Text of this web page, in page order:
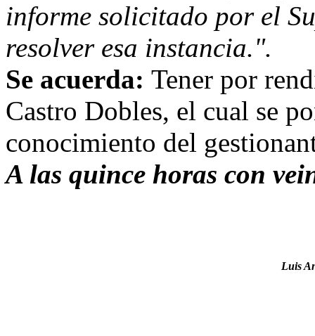
informe solicitado por el
resolver esa instancia.".
Se acuerda: Tener por
Castro Dobles, el cual se
conocimiento del
A las quince horas con
Luis